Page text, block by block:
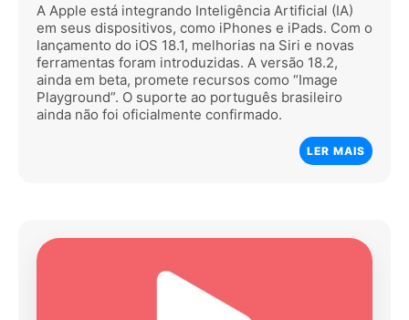
A Apple está integrando Inteligência Artificial (IA)
em seus dispositivos, como iPhones e iPads. Com o
lançamento do iOS 18.1, melhorias na Siri e novas
ferramentas foram introduzidas. A versão 18.2,
ainda em beta, promete recursos como “Image
Playground”. O suporte ao português brasileiro
ainda não foi oficialmente confirmado.
LER MAIS